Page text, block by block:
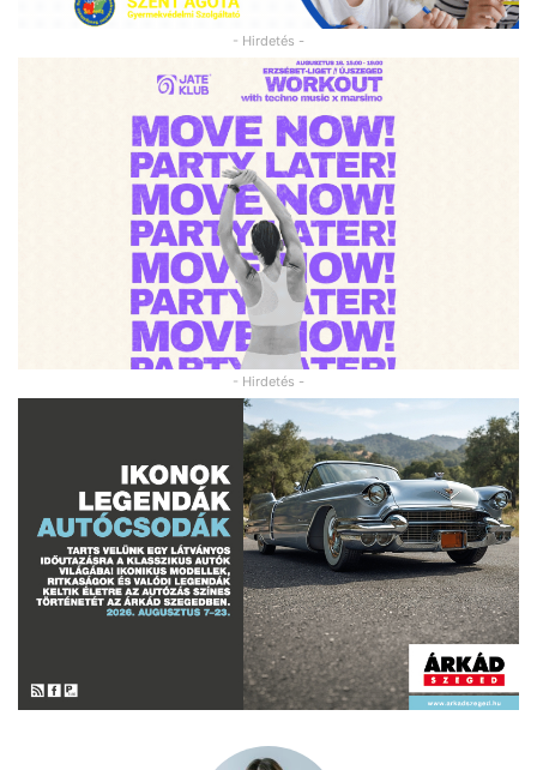
- Hirdetés -
- Hirdetés -